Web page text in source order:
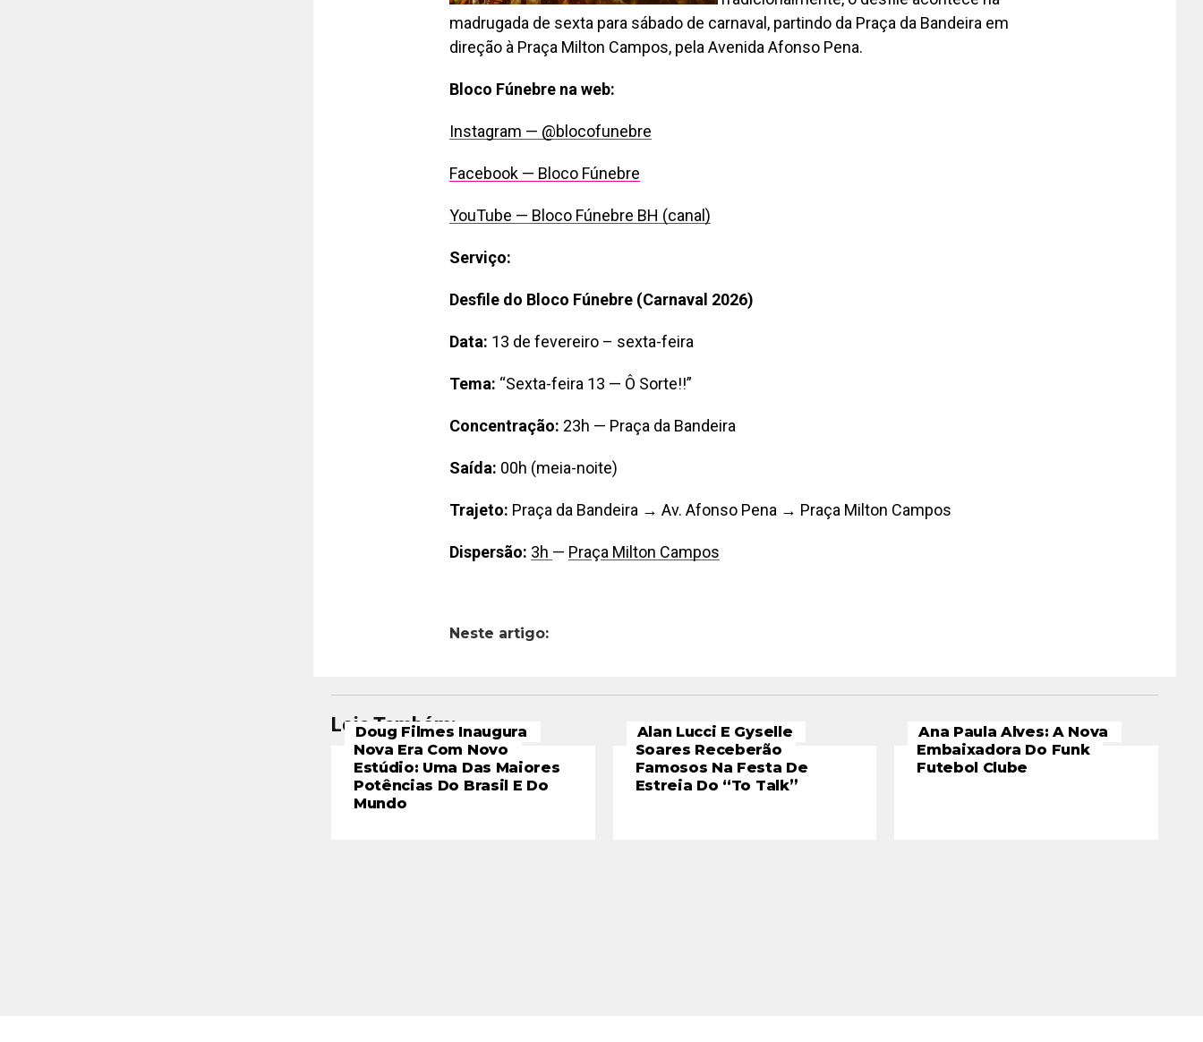
madrugada de sexta para sábado de carnaval, partindo da Praça da Bandeira em
direção à Praça Milton Campos, pela Avenida Afonso Pena.
Bloco Fúnebre na web:
Instagram — @blocofunebre
Facebook — Bloco Fúnebre
YouTube — Bloco Fúnebre BH (canal)
Serviço:
Desfile do Bloco Fúnebre (Carnaval 2026)
Data: 13 de fevereiro – sexta-feira
Tema: “Sexta-feira 13 — Ô Sorte!!”
Concentração: 23h — Praça da Bandeira
Saída: 00h (meia-noite)
Trajeto: Praça da Bandeira → Av. Afonso Pena → Praça Milton Campos
Dispersão: 3h — Praça Milton Campos
Neste artigo:
Leia Também:
Doug Filmes Inaugura
Nova Era Com Novo
Estúdio: Uma Das Maiores
Potências Do Brasil E Do
Mundo
Alan Lucci E Gyselle
Soares Receberão
Famosos Na Festa De
Estreia Do “To Talk”
Ana Paula Alves: A Nova
Embaixadora Do Funk
Futebol Clube